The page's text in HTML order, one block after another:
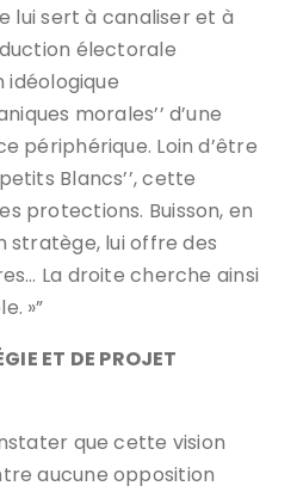
lui sert à canaliser et à
électorale
idéologique
morales’’ d’une
périphérique. Loin d’être
Blancs’’, cette
protections. Buisson, en
stratège, lui offre des
La droite cherche ainsi
»”
ET DE PROJET
que cette vision
aucune opposition